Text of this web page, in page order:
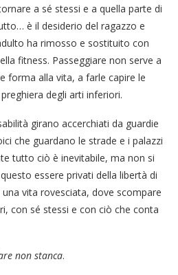
a sé stessi e a quella parte di
è il desiderio del ragazzo e
ha rimosso e sostituito con
fitness. Passeggiare non serve a
forma alla vita, a farle capire le
degli arti inferiori.
girano accerchiati da guardie
che guardano le strade e i palazzi
tutto ciò è inevitabile, ma non si
essere privati della libertà di
vita rovesciata, dove scompare
con sé stessi e con ciò che conta
non stanca.